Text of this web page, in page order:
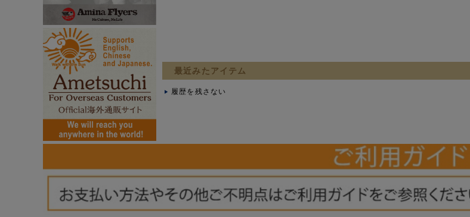
最近みたアイテム
履歴を残さない